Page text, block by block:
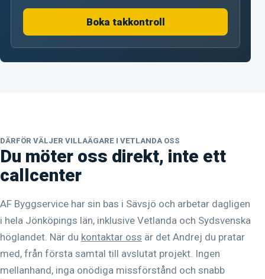
Boka takkontroll
DÄRFÖR VÄLJER VILLAÄGARE I VETLANDA OSS
Du möter oss direkt, inte ett
callcenter
AF Byggservice har sin bas i Sävsjö och arbetar dagligen
i hela Jönköpings län, inklusive Vetlanda och Sydsvenska
höglandet. När du kontaktar oss är det Andrej du pratar
med, från första samtal till avslutat projekt. Ingen
mellanhand, inga onödiga missförstånd och snabb